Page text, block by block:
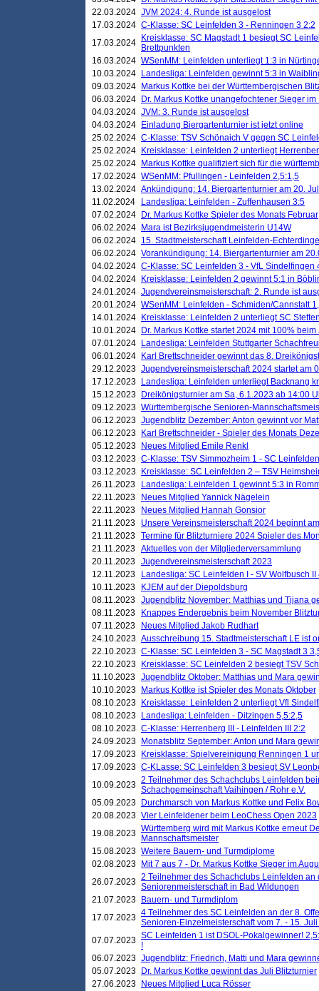
22.03.2024 JVM 2024: 4. Runde ist ausgelost
17.03.2024 C-Klasse: SC Leinfelden 3 - Renningen 3 2:2
17.03.2024
Kreisklasse: SC Magstadt 1 besiegt SC
Brettpunkten
16.03.2024 WSenMM: Leinfelden unterliegt 1:3 in
10.03.2024
Landesliga: Leinfelden gewinnt 5:3 in
09.03.2024
Markus Kottke bei der Württembergischen
06.03.2024
Dr. Markus Kottke unangefochtener Sieger
04.03.2024 JVM: 3. Runde ist ausgelost
04.03.2024
Einladung Biergartenturnier ist jetzt online
25.02.2024 C-Klasse: TSV Schönaich V gegen SC
25.02.2024
Kreisklasse: Leinfelden 2 unterliegt
25.02.2024
Markus Kottke qualifiziert sich für die
17.02.2024 WSenMM: Pfullingen - Leinfelden 2,5:1,5
13.02.2024 Ankündigung: 14. Biergartenturnier am 20.
11.02.2024
Landesliga: Leinfelden - Zuffenhausen 3:5
07.02.2024
Dr. Markus Kottke Spieler des Monats Februar
06.02.2024
Mara ist Bezirksjugendmeisterin U14W
06.02.2024 15. Stadtmeisterschaft Leinfelden-
06.02.2024 Vorankündigung: 14. Biergartenturnier am
04.02.2024 C-Klasse: SC Leinfelden 3 - VfL Sindelfingen
04.02.2024
Kreisklasse: Leinfelden 2 gewinnt 5:1 in
24.01.2024 Jugendvereinsmeisterschaft: 2. Runde ist
20.01.2024 WSenMM: Leinfelden - Schmiden/Cannstatt
14.01.2024
Kreisklasse: Leinfelden 2 unterliegt SC
10.01.2024
Dr. Markus Kottke startet 2024 mit 100%
07.01.2024
Landesliga: Leinfelden Stuttgarter
06.01.2024
Karl Brettschneider gewinnt das 8.
29.12.2023 Jugendvereinsmeisterschaft 2024 startet am
17.12.2023
Landesliga: Leinfelden unterliegt Backnang
15.12.2023
Dreikönigsturnier am Sa, 6.1.2023 ab 14:00
09.12.2023 Württembergische Senioren-
06.12.2023 Jugendblitz Dezember: Anton gewinnt vor
06.12.2023
Karl Brettschneider - Spieler des Monats
05.12.2023
Neues Mitglied Emile Renkl
03.12.2023 C-Klasse: TSV Simmozheim 1 - SC
03.12.2023
Kreisklasse: SC Leinfelden 2 – TSV
26.11.2023
Landesliga: Leinfelden 1 gewinnt 5:3 in
22.11.2023
Neues Mitglied Yannick Nägelein
22.11.2023
Neues Mitglied Hannah Gonsior
21.11.2023
Unsere Vereinsmeisterschaft 2024 beginnt
21.11.2023 Termine für Blitzturniere 2024 Spieler des
21.11.2023 Aktuelles von der Mitgliederversammlung
20.11.2023 Jugendvereinsmeisterschaft 2023
12.11.2023
Landesliga: SC Leinfelden I - SV Wolfbusch II
10.11.2023
KJEM auf der Diepoldsburg
08.11.2023 Jugendblitz November: Matthias und Tijana
08.11.2023
Knappes Endergebnis beim November
07.11.2023
Neues Mitglied Jakob Rudhart
24.10.2023 Ausschreibung 15. Stadtmeisterschaft LE ist
22.10.2023 C-Klasse: SC Leinfelden 3 - SC Magstadt 3
22.10.2023
Kreisklasse: SC Leinfelden 2 besiegt TSV
11.10.2023 Jugendblitz Oktober: Matthias und Mara
10.10.2023
Markus Kottke ist Spieler des Monats Oktober
08.10.2023
Kreisklasse: Leinfelden 2 unterliegt Vfl
08.10.2023
Landesliga: Leinfelden - Ditzingen 5,5:2,5
08.10.2023 C-Klasse: Herrenberg III - Leinfelden III 2:2
24.09.2023
Monatsblitz September: Anton und Mara
17.09.2023
Kreisklasse: Spielvereinigung Renningen 1
17.09.2023 C-KLasse: SC Leinfelden 3 besiegt SV
10.09.2023 2 Teilnehmer des Schachclubs Leinfelden
Schachgemeinschaft Vaihingen / Rohr e.V.
05.09.2023
Durchmarsch von Markus Kottke und Felix
20.08.2023 Vier Leinfeldener beim LeoChess Open 2023
19.08.2023 Württemberg wird mit Markus Kottke erneut
Mannschaftsmeister
15.08.2023 Weitere Bauern- und Turmdiplome
02.08.2023
Mit 7 aus 7 - Dr. Markus Kottke Sieger im
26.07.2023 2 Teilnehmer des Schachclubs Leinfelden an
Seniorenmeisterschaft in Bad Wildungen
21.07.2023
Bauern- und Turmdiplom
17.07.2023 4 Teilnehmer des SC Leinfelden an der 8.
Senioren-Einzelmeisterschaft vom 7. - 15.
07.07.2023 SC Leinfelden 1 ist DSOL-Pokalgewinner!
!
06.07.2023 Jugendblitz: Friedrich, Matti und Mara
05.07.2023
Dr. Markus Kottke gewinnt das Juli Blitzturnier
27.06.2023
Neues Mitglied Luca Rösser